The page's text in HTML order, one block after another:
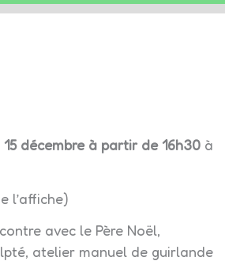
décembre à partir de 16h30 à
l’affiche)
avec le Père Noël,
atelier manuel de guirlande